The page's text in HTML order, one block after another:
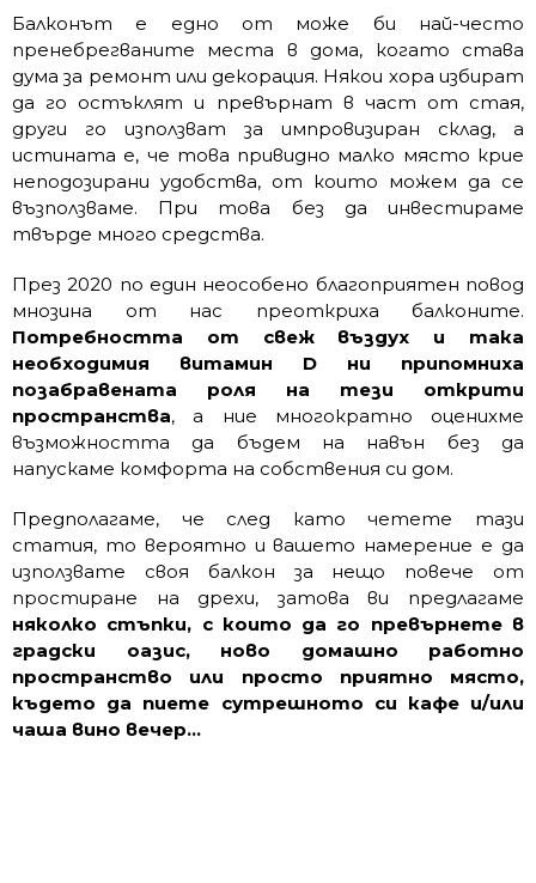
Балконът е едно от може би най-често
пренебрегваните места в дома, когато става
дума за ремонт или декорация. Някои хора избират
да го остъклят и превърнат в част от стая,
други го използват за импровизиран склад, а
истината е, че това привидно малко място крие
неподозирани удобства, от които можем да се
възползваме. При това без да инвестираме
твърде много средства.
През 2020 по един неособено благоприятен повод
мнозина от нас преоткриха балконите.
Потребността от свеж въздух и така
необходимия витамин D ни припомниха
позабравената роля на тези открити
пространства, а ние многократно оценихме
възможността да бъдем на навън без да
напускаме комфорта на собствения си дом.
Предполагаме, че след като четете тази
статия, то вероятно и вашето намерение е да
използвате своя балкон за нещо повече от
простиране на дрехи, затова ви предлагаме
няколко стъпки, с които да го превърнете в
градски оазис, ново домашно работно
пространство или просто приятно място,
където да пиете сутрешното си кафе и/или
чаша вино вечер…